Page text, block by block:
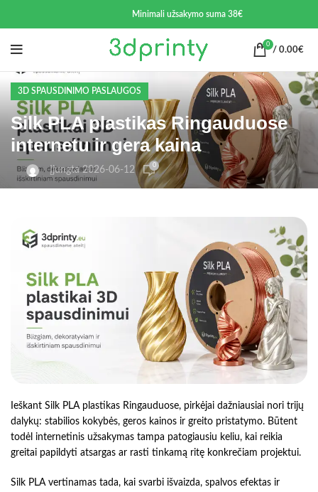
Minimali užsakymo suma 38€
0
/ 0.00€
3D SPAUSDINIMO PASLAUGOS
Silk PLA plastikas Ringauduose
internetu ir gera kaina
Įjungta 2026-06-12 0
Ieškant Silk PLA plastikas Ringauduose, pirkėjai dažniausiai nori trijų
dalykų: stabilios kokybės, geros kainos ir greito pristatymo. Būtent
todėl internetinis užsakymas tampa patogiausiu keliu, kai reikia
greitai papildyti atsargas ar rasti tinkamą ritę konkrečiam projektui.
Silk PLA vertinamas tada, kai svarbi išvaizda, spalvos efektas ir